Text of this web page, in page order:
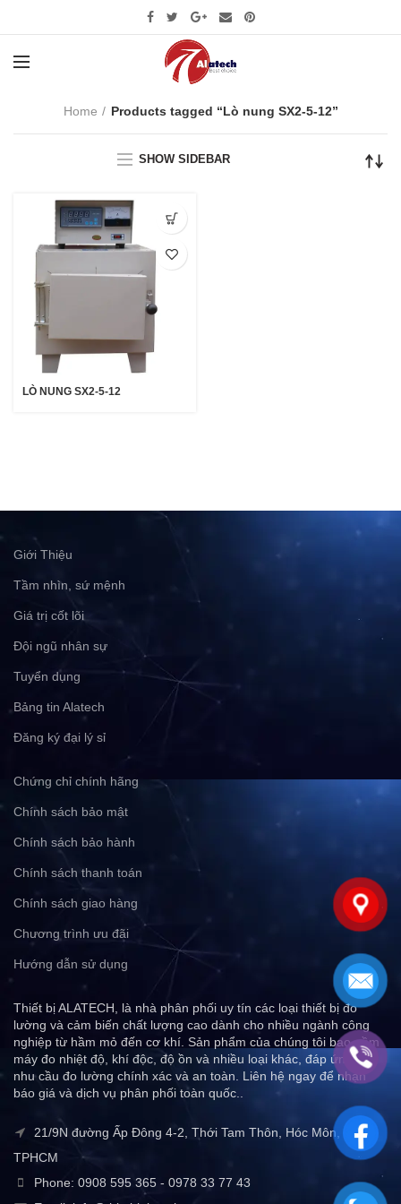
Home Products tagged “Lò nung SX2-5-12”
SHOW SIDEBAR
LÒ NUNG SX2-5-12
Giới Thiệu
Tầm nhìn, sứ mệnh
Giá trị cốt lõi
Đội ngũ nhân sự
Tuyển dụng
Bảng tin Alatech
Đăng ký đại lý sỉ
Chứng chỉ chính hãng
Chính sách bảo mật
Chính sách bảo hành
Chính sách thanh toán
Chính sách giao hàng
Chương trình ưu đãi
Hướng dẫn sử dụng
Thiết bị ALATECH, là nhà phân phối uy tín các loại thiết bị đo
lường và cảm biến chất lượng cao dành cho nhiều ngành công
nghiệp từ hầm mỏ đến cơ khí. Sản phẩm của chúng tôi bao gồm
máy đo nhiệt độ, khí độc, độ ồn và nhiều loại khác, đáp ứng mọi
nhu cầu đo lường chính xác và an toàn. Liên hệ ngay để nhận
báo giá và dịch vụ phân phối toàn quốc..
21/9N đường Ấp Đông 4-2, Thới Tam Thôn, Hóc Môn,
TPHCM
Phone: 0908 595 365 - 0978 33 77 43